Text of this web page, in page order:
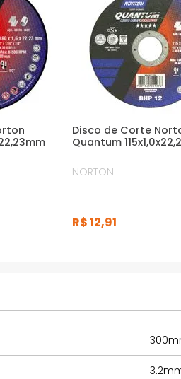
Disco de Corte
Quantum
NORTON
R$12,91